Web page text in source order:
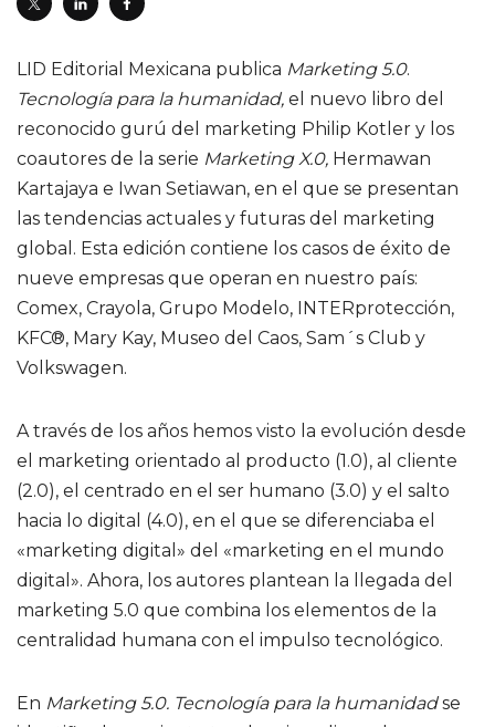
LID Editorial Mexicana publica Marketing 5.0.
Tecnología para la humanidad, el nuevo libro del
reconocido gurú del marketing Philip Kotler y los
coautores de la serie Marketing X.0, Hermawan
Kartajaya e Iwan Setiawan, en el que se presentan
las tendencias actuales y futuras del marketing
global. Esta edición contiene los casos de éxito de
nueve empresas que operan en nuestro país:
Comex, Crayola, Grupo Modelo, INTERprotección,
KFC®, Mary Kay, Museo del Caos, Sam´s Club y
Volkswagen.
A través de los años hemos visto la evolución desde
el marketing orientado al producto (1.0), al cliente
(2.0), el centrado en el ser humano (3.0) y el salto
hacia lo digital (4.0), en el que se diferenciaba el
«marketing digital» del «marketing en el mundo
digital». Ahora, los autores plantean la llegada del
marketing 5.0 que combina los elementos de la
centralidad humana con el impulso tecnológico.
En Marketing 5.0. Tecnología para la humanidadse